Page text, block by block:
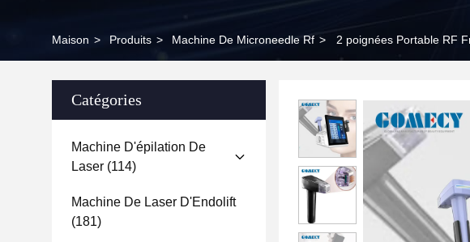
Maison > Produits > Machine De Microneedle Rf > 2 poignées Portable RF
Catégories
Machine D'épilation De
Laser (114)
Machine De Laser D'Endolift
(181)